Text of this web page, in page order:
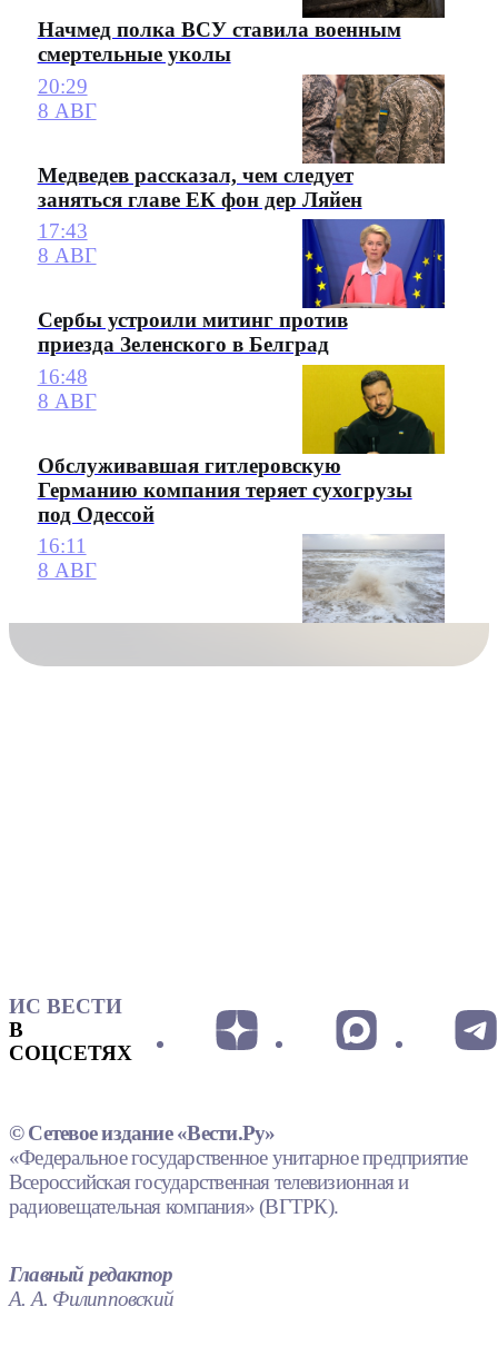
Начмед полка ВСУ ставила военным
смертельные уколы
20:29
8 АВГ
Медведев рассказал, чем следует
заняться главе ЕК фон дер Ляйен
17:43
8 АВГ
Сербы устроили митинг против
приезда Зеленского в Белград
16:48
8 АВГ
Обслуживавшая гитлеровскую
Германию компания теряет сухогрузы
под Одессой
16:11
8 АВГ
ИС ВЕСТИ
В
СОЦСЕТЯХ
© Сетевое издание «Вести.Ру»
«Федеральное государственное унитарное предприятие
Всероссийская государственная телевизионная и
радиовещательная компания» (ВГТРК).
Главный редактор
А. А. Филипповский